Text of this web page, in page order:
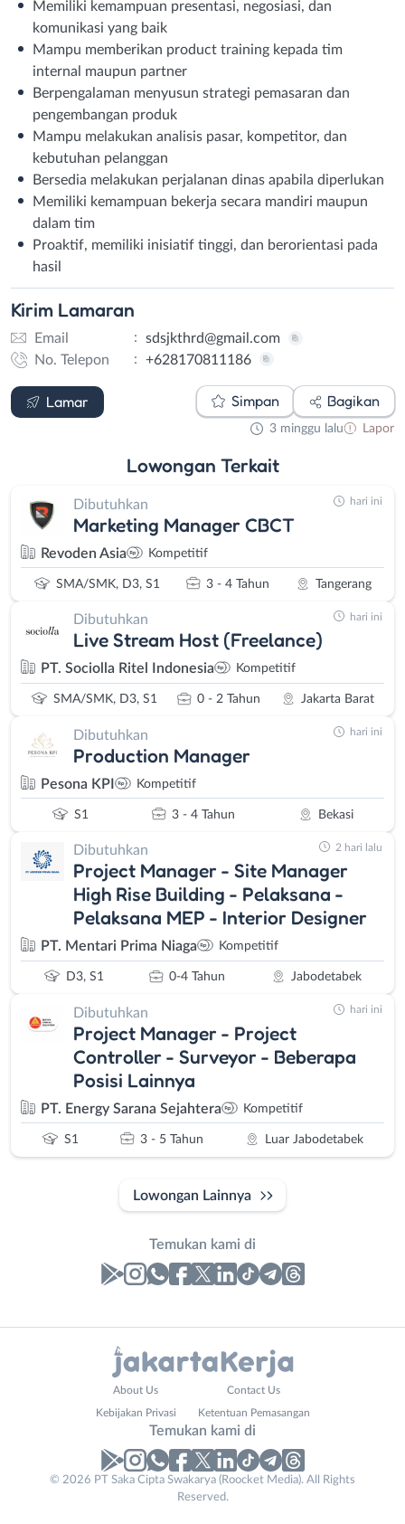
Memiliki kemampuan presentasi, negosiasi, dan
komunikasi yang baik
Mampu memberikan product training kepada tim
internal maupun partner
Berpengalaman menyusun strategi pemasaran dan
pengembangan produk
Mampu melakukan analisis pasar, kompetitor, dan
kebutuhan pelanggan
Bersedia melakukan perjalanan dinas apabila diperlukan
Memiliki kemampuan bekerja secara mandiri maupun
dalam tim
Proaktif, memiliki inisiatif tinggi, dan berorientasi pada
hasil
Kirim Lamaran
Email :
sdsjkthrd@gmail.com
No. Telepon
: +628170811186
Lamar
Email WhatsApp
Simpan Bagikan
3 minggu lalu Lapor
Lowongan Terkait
Dibutuhkan
Marketing Manager CBCT
Revoden Asia Kompetitif
SMA/SMK, D3, S1 3 - 4 Tahun Tangerang
hari ini
Dibutuhkan
Live Stream Host (Freelance)
PT. Sociolla Ritel Indonesia Kompetitif
SMA/SMK, D3, S1 0 - 2 Tahun Jakarta Barat
hari ini
Dibutuhkan
Production Manager
Pesona KPI Kompetitif
S1 3 - 4 Tahun Bekasi
hari ini
Dibutuhkan
Project Manager - Site Manager
High Rise Building - Pelaksana -
Pelaksana MEP - Interior Designer
PT. Mentari Prima Niaga Kompetitif
D3, S1 0-4 Tahun Jabodetabek
2 hari lalu
Dibutuhkan
Project Manager - Project
Controller - Surveyor - Beberapa
Posisi Lainnya
PT. Energy Sarana Sejahtera Kompetitif
S1 3 - 5 Tahun Luar Jabodetabek
hari ini
Lowongan Lainnya
Temukan kami di
No. Telp /
About Us Contact Us
Kebijakan Privasi Ketentuan Pemasangan
Temukan kami di
© 2026 PT Saka Cipta Swakarya (Roocket Media). All Rights
Reserved.